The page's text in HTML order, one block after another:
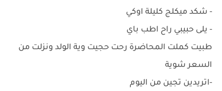
- شكد ميكلج كليلة اوكي
- يلى حبيبي راح اطب باي
طبيت كملت المحاضرة رحت حجيت وية الولد ونزلت من
السعر شوية
-اتريدين تجين من اليوم